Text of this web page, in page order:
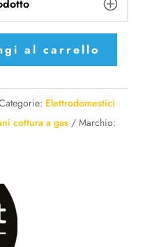
al carrello
Elettrodomestici
cottura a gas
Marchio: